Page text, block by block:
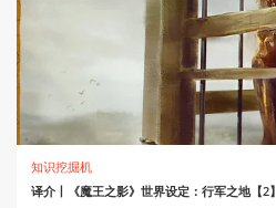
知识挖掘机
译介丨《魔王之影》世界设定：行军之地【2】